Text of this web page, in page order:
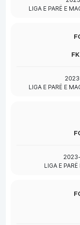
LIGA E PARË E
LIGA E PARË E
LIGA E